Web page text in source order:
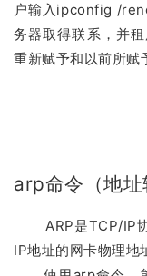
户输入ipconfig /
务器取得联系，并
重新赋予和以前所赋
arp命令（地址
ARP是TCP/IP
IP地址的网卡物理地